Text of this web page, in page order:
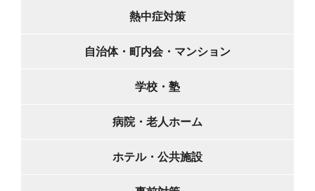
熱中症対策
自治体・町内会・マンション
学校・塾
病院・老人ホーム
ホテル・公共施設